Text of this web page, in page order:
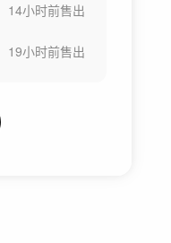
14小时前售出
19小时前售出